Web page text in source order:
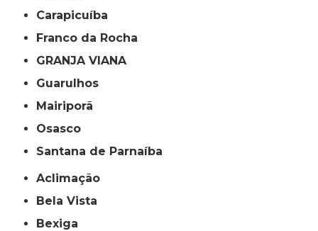
Carapicuíba
Franco da Rocha
GRANJA VIANA
Guarulhos
Mairiporã
Osasco
Santana de Parnaíba
Aclimação
Bela Vista
Bexiga